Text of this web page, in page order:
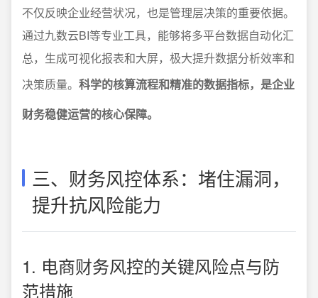
不仅反映企业经营状况，也是管理层决策的重要依据。
通过九数云BI等专业工具，能够将多平台数据自动化汇
总，生成可视化报表和大屏，极大提升数据分析效率和
决策质量。 科学的核算流程和精准的数据指标，是企业
财务稳健运营的核心保障。
三、财务风控体系：堵住漏洞，
提升抗风险能力
1. 电商财务风控的关键风险点与防
范措施